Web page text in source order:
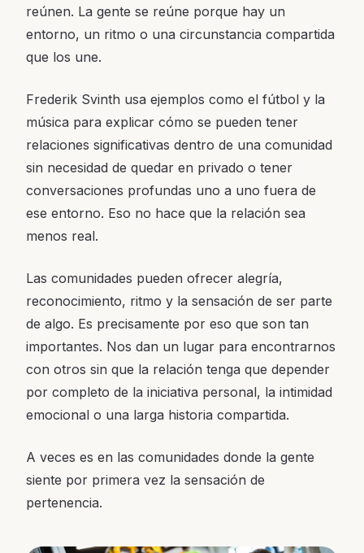
reúnen. La gente se reúne porque hay un
entorno, un ritmo o una circunstancia compartida
que los une.
Frederik Svinth usa ejemplos como el fútbol y la
música para explicar cómo se pueden tener
relaciones significativas dentro de una comunidad
sin necesidad de quedar en privado o tener
conversaciones profundas uno a uno fuera de
ese entorno. Eso no hace que la relación sea
menos real.
Las comunidades pueden ofrecer alegría,
reconocimiento, ritmo y la sensación de ser parte
de algo. Es precisamente por eso que son tan
importantes. Nos dan un lugar para encontrarnos
con otros sin que la relación tenga que depender
por completo de la iniciativa personal, la intimidad
emocional o una larga historia compartida.
A veces es en las comunidades donde la gente
siente por primera vez la sensación de
pertenencia.